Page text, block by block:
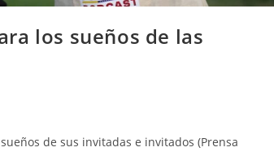
los sueños de las
de sus invitadas e invitados (Prensa